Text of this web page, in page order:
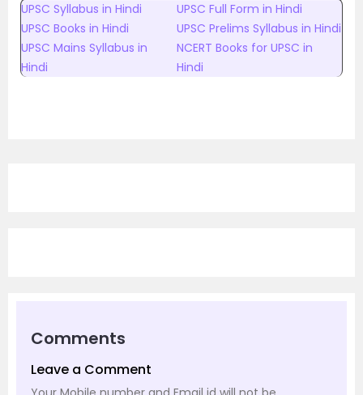
UPSC Syllabus in Hindi
UPSC Full Form in Hindi
UPSC Books in Hindi
UPSC Prelims Syllabus in Hindi
UPSC Mains Syllabus in
Hindi
NCERT Books for UPSC in
Hindi
Comments
Leave a Comment